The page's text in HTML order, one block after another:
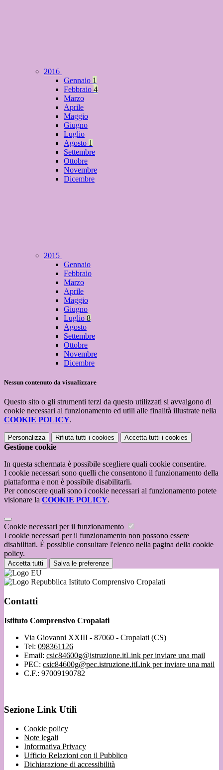
2016
Gennaio 1
Febbraio 4
Marzo
Aprile
Maggio
Giugno
Luglio
Agosto 1
Settembre
Ottobre
Novembre
Dicembre
2015
Gennaio
Febbraio
Marzo
Aprile
Maggio
Giugno
Luglio 8
Agosto
Settembre
Ottobre
Novembre
Dicembre
Nessun contenuto da visualizzare
Questo sito o gli strumenti terzi da questo utilizzati si avvalgono di
cookie necessari al funzionamento ed utili alle finalità illustrate nella
COOKIE POLICY.
Personalizza Rifiuta tutti i cookies Accetta tutti i cookies
Gestione cookie
In questa schermata è possibile scegliere quali cookie consentire.
I cookie necessari sono quelli che consentono il funzionamento della
piattaforma e non è possibile disabilitarli.
Per conoscere quali sono i cookie necessari al funzionamento potete
visionare la COOKIE POLICY.
Cookie necessari per il funzionamento
I cookie necessari per il funzionamento non possono essere
disabilitati. È possibile consultare l'elenco nella pagina della cookie
policy.
Accetta tutti Salva le preferenze
Istituto Comprensivo Cropalati
Contatti
Istituto Comprensivo Cropalati
Via Giovanni XXIII - 87060 - Cropalati (CS)
Tel: 098361126
Email: csic84600g@istruzione.itLink per inviare una mail
PEC: csic84600g@pec.istruzione.itLink per inviare una mail
C.F.: 97009190782
Sezione Link Utili
Cookie policy
Note legali
Informativa Privacy
Ufficio Relazioni con il Pubblico
Dichiarazione di accessibilità